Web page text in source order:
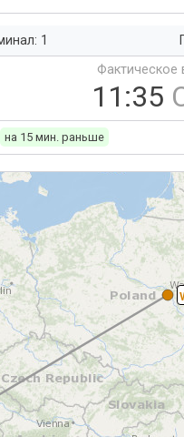
1
Фактическое
11:35
на 15 мин. раньше